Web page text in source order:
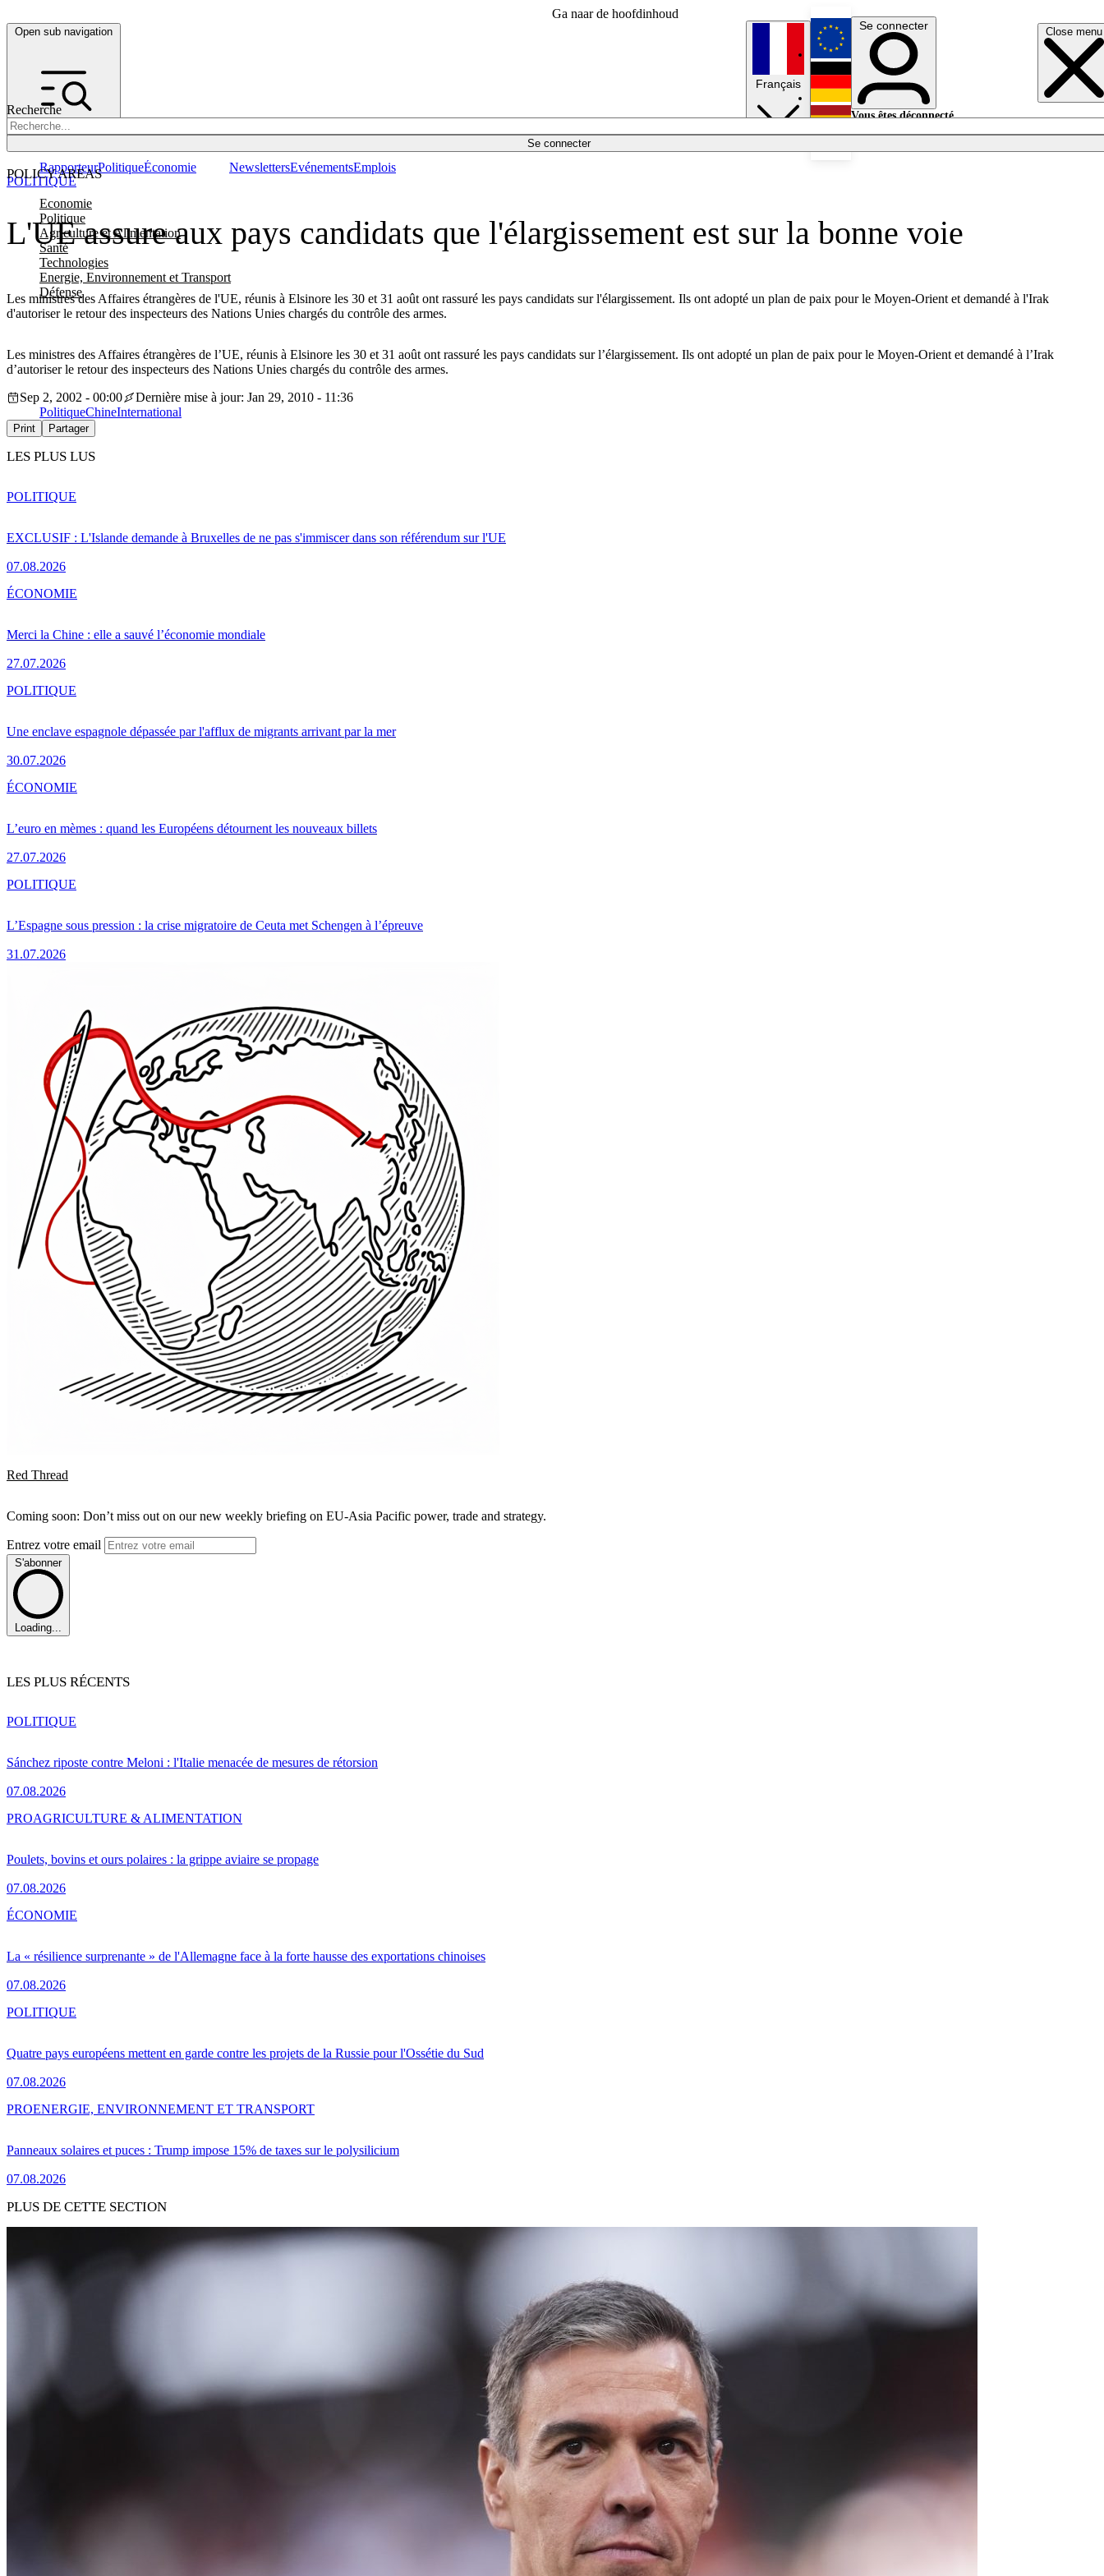
Ga naar de hoofdinhoud
Open sub navigation Close menu
Recherche
Se connecter
POLICY AREAS
Economie
Politique
Agriculture et Alimentation
Santé
Technologies
Energie, Environnement et Transport
Défense
RapporteurPolitiqueÉconomie NewslettersEvénementsEmplois
Français
English
Deutsch
Se connecter
Vous êtes déconnecté.
L'UE assure aux pays candidats que l'élargissement est sur la bonne voie
Les ministres des Affaires étrangères de l'UE, réunis à Elsinore les 30 et 31 août ont rassuré les pays candidats sur l'élargissement. Ils ont adopté un plan de paix pour le Moyen-Orient et demandé à l'Irak
d'autoriser le retour des inspecteurs des Nations Unies chargés du contrôle des armes.
POLITIQUE
Les ministres des Affaires étrangères de l’UE, réunis à Elsinore les 30 et 31 août ont rassuré les pays candidats sur l’élargissement. Ils ont adopté un plan de paix pour le Moyen-Orient et demandé à l’Irak
d’autoriser le retour des inspecteurs des Nations Unies chargés du contrôle des armes.
Sep 2, 2002 - 00:00
Dernière mise à jour: Jan 29, 2010 - 11:36
PolitiqueChineInternational
Print Partager
LES PLUS LUS
EXCLUSIF : L'Islande demande à Bruxelles de ne pas s'immiscer dans son référendum sur l'UE
07.08.2026
POLITIQUE
Merci la Chine : elle a sauvé l’économie mondiale
27.07.2026
ÉCONOMIE
Une enclave espagnole dépassée par l'afflux de migrants arrivant par la mer
30.07.2026
POLITIQUE
L’euro en mèmes : quand les Européens détournent les nouveaux billets
27.07.2026
ÉCONOMIE
L’Espagne sous pression : la crise migratoire de Ceuta met Schengen à l’épreuve
31.07.2026
POLITIQUE
Red Thread
Coming soon: Don’t miss out on our new weekly briefing on EU-Asia Pacific power, trade and strategy.
Entrez votre email
S'abonner
Loading...
LES PLUS RÉCENTS
Sánchez riposte contre Meloni : l'Italie menacée de mesures de rétorsion
07.08.2026
POLITIQUE
Poulets, bovins et ours polaires : la grippe aviaire se propage
07.08.2026
PROAGRICULTURE & ALIMENTATION
La « résilience surprenante » de l'Allemagne face à la forte hausse des exportations chinoises
07.08.2026
ÉCONOMIE
Quatre pays européens mettent en garde contre les projets de la Russie pour l'Ossétie du Sud
07.08.2026
POLITIQUE
Panneaux solaires et puces : Trump impose 15% de taxes sur le polysilicium
07.08.2026
PROENERGIE, ENVIRONNEMENT ET TRANSPORT
PLUS DE CETTE SECTION